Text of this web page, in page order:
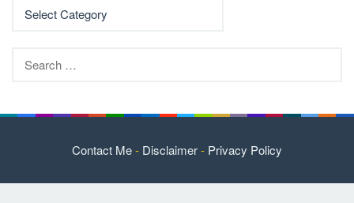
for:
Contact Me- Disclaimer- Privacy Policy